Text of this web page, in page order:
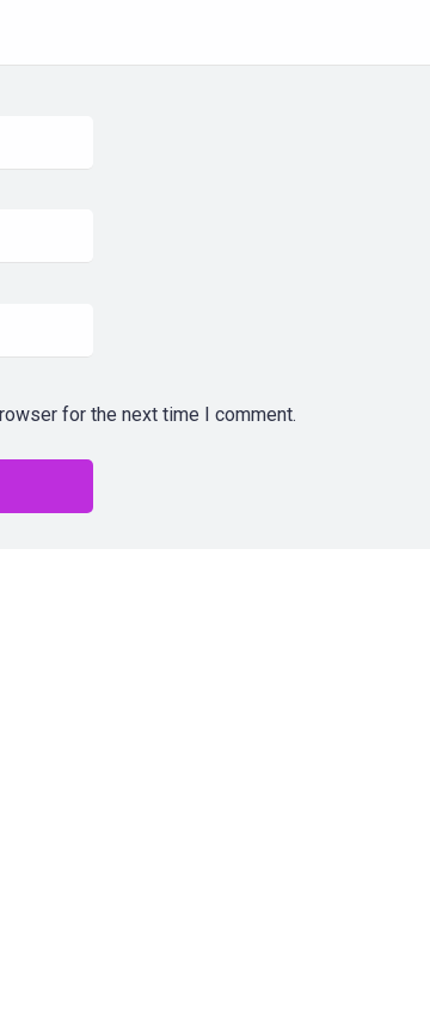
for the next time I comment.